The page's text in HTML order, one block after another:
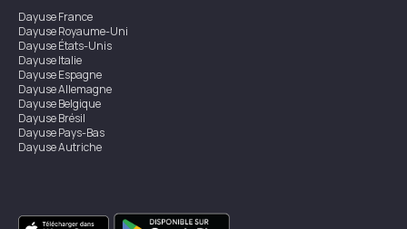
DayuseFrance
DayuseRoyaume-Uni
DayuseÉtats-Unis
DayuseItalie
DayuseEspagne
DayuseAllemagne
DayuseBelgique
DayuseBrésil
DayusePays-Bas
DayuseAutriche
DayuseSingapour